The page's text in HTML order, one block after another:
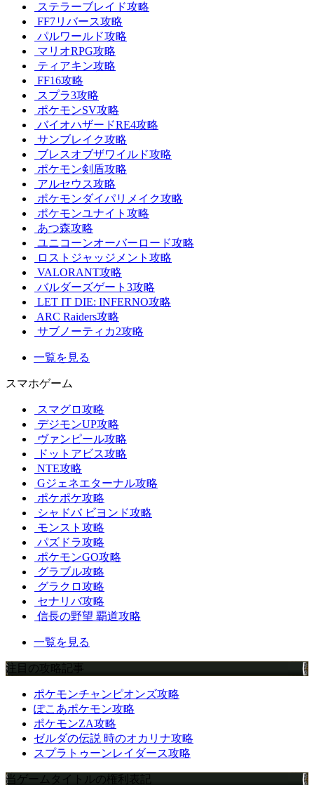
ステラーブレイド攻略
FF7リバース攻略
パルワールド攻略
マリオRPG攻略
ティアキン攻略
FF16攻略
スプラ3攻略
ポケモンSV攻略
バイオハザードRE4攻略
サンブレイク攻略
ブレスオブザワイルド攻略
ポケモン剣盾攻略
アルセウス攻略
ポケモンダイパリメイク攻略
ポケモンユナイト攻略
あつ森攻略
ユニコーンオーバーロード攻略
ロストジャッジメント攻略
VALORANT攻略
バルダーズゲート3攻略
LET IT DIE: INFERNO攻略
ARC Raiders攻略
サブノーティカ2攻略
一覧を見る
スマホゲーム
スマグロ攻略
デジモンUP攻略
ヴァンピール攻略
ドットアビス攻略
NTE攻略
Gジェネエターナル攻略
ポケポケ攻略
シャドバ ビヨンド攻略
モンスト攻略
パズドラ攻略
ポケモンGO攻略
グラブル攻略
グラクロ攻略
セナリバ攻略
信長の野望 覇道攻略
一覧を見る
注目の攻略記事
ポケモンチャンピオンズ攻略
ぽこあポケモン攻略
ポケモンZA攻略
ゼルダの伝説 時のオカリナ攻略
スプラトゥーンレイダース攻略
当ゲームタイトルの権利表記